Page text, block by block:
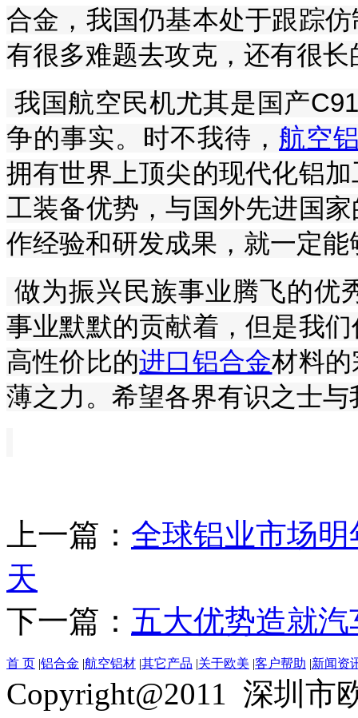
合金，我国仍基本处于跟踪
有很多难题去攻克，还有很
我国航空民机尤其是国产
争的事实。时不我待， 航空
拥有世界上顶尖的现代化铝
工装备优势，与国外先进国
作经验和研发成果，就一定能
做为振兴民族事业腾飞的优
事业默默的贡献着，但是我
高性价比的进口铝合金材料
薄之力。希望各界有识之士
上一篇： 全球铝业市场
天
下一篇： 五大优势造就
首 页 |铝合金 |航空铝材 |其它产品 |关于欧美 |客户帮助 |新闻资
Copyright@2011 深圳